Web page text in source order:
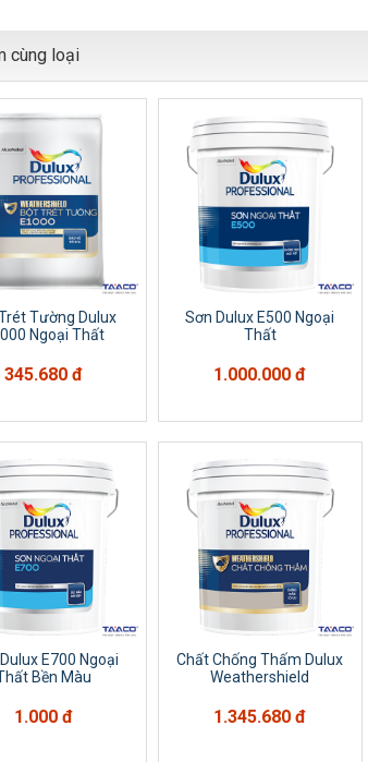
cùng loại
Tường Dulux
Ngoại Thất
345.680 đ
Sơn Dulux E500 Ngoại
Thất
1.000.000 đ
E700 Ngoại
Bền Màu
1.000 đ
Chất Chống Thấm Dulux
Weathershield
1.345.680 đ